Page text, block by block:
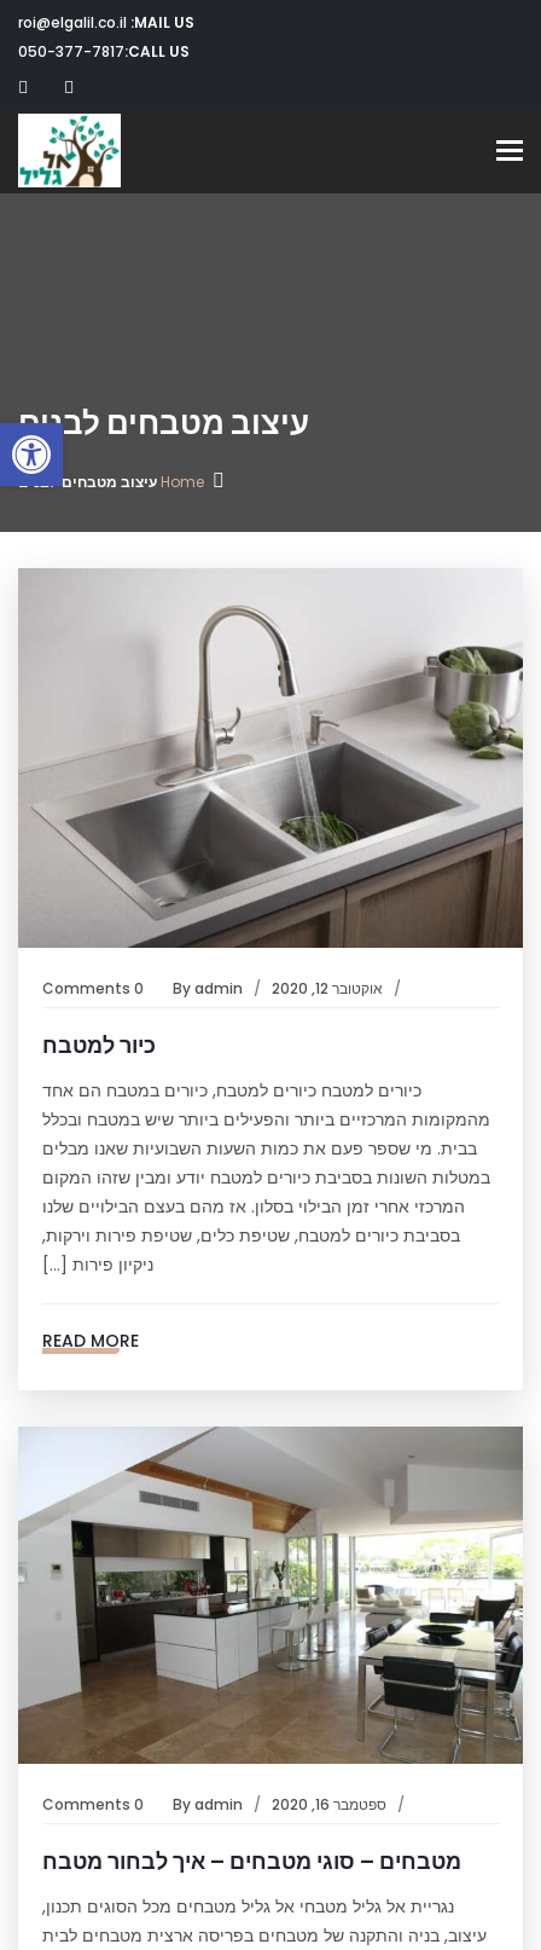
MAIL US:
CALL US:
050-377-7817
Toggle navigation
עיצוב מטבחים לבנים
Home עיצוב מטבחים לבנים
אוקטובר 12, 2020 Byadmin
0 Comments
כיור למטבח
כיורים למטבח כיורים למטבח, כיורים במטבח הם אחד
מהמקומות המרכזיים ביותר והפעילים ביותר שיש במטבח ובכלל
בבית. מי שספר פעם את כמות השעות השבועיות שאנו מבלים
במטלות השונות בסביבת כיורים למטבח יודע ומבין שזהו המקום
המרכזי אחרי זמן הבילוי בסלון. אז מהם בעצם הבילויים שלנו
בסביבת כיורים למטבח, שטיפת כלים, שטיפת פירות וירקות,
ניקיון פירות […]
READ MORE
ספטמבר 16, 2020 Byadmin
0 Comments
מטבחים – סוגי מטבחים – איך לבחור מטבח
נגריית אל גליל מטבחי אל גליל מטבחים מכל הסוגים תכנון,
עיצוב, בניה והתקנה של מטבחים בפריסה ארצית מטבחים לבית